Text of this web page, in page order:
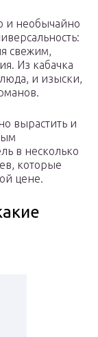
и необычайно
свежим,
Из кабачка
и изыски,
вырастить и
в несколько
которые
цене.